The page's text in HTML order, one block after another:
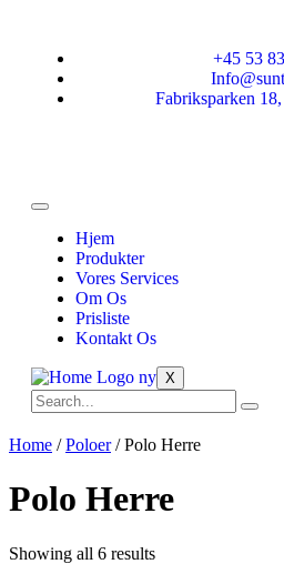
+45 53
Fabriksparken
Hjem
Produkter
Vores Services
Om Os
Prisliste
Kontakt Os
X
Home /Poloer/ Polo Herre
Polo Herre
Showing all 6 results